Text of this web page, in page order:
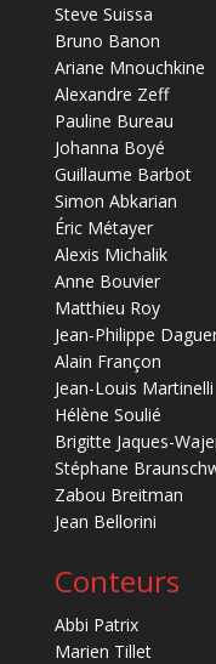
Steve Suissa
Bruno Banon
Ariane Mnouchkine
Alexandre Zeff
Pauline Bureau
Johanna Boyé
Guillaume Barbot
Simon Abkarian
Éric Métayer
Alexis Michalik
Anne Bouvier
Matthieu Roy
Jean-Philippe
Alain Françon
Jean-Louis Martinelli
Hélène Soulié
Brigitte Jaques-
Stéphane
Zabou Breitman
Jean Bellorini
Conteurs
Abbi Patrix
Marien Tillet